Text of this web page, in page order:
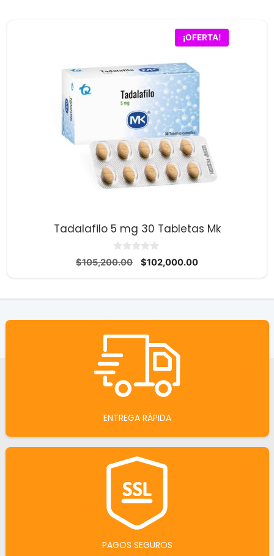
¡OFERTA!
Tadalafilo 5 mg 30 Tabletas Mk
0
d
$105,200.00
El
era:
$102,000.00El
es:
ENTREGA RÁPIDA
PAGOS SEGUROS